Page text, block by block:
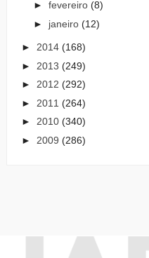
► fevereiro (8)
► janeiro (12)
► 2014 (168)
► 2013 (249)
► 2012 (292)
► 2011 (264)
► 2010 (340)
► 2009 (286)